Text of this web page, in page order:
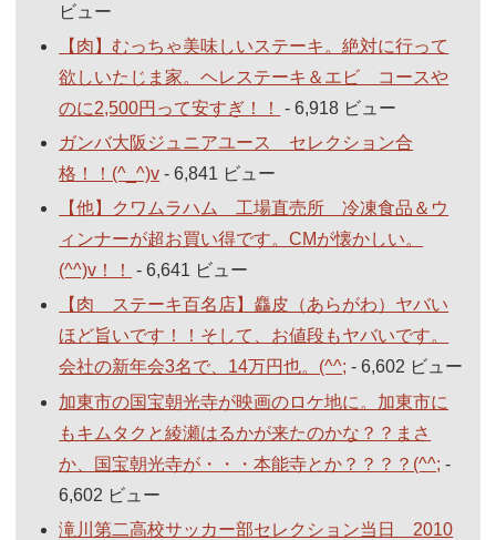
ビュー
【肉】むっちゃ美味しいステーキ。絶対に行って
欲しいたじま家。ヘレステーキ＆エビ コースや
のに2,500円って安すぎ！！
- 6,918 ビュー
ガンバ大阪ジュニアユース セレクション合
格！！(^_^)v - 6,841 ビュー
【他】クワムラハム 工場直売所 冷凍食品＆ウ
ィンナーが超お買い得です。CMが懐かしい。
(^^)v！！
- 6,641 ビュー
【肉 ステーキ百名店】麤皮（あらがわ）ヤバい
ほど旨いです！！そして、お値段もヤバいです。
会社の新年会3名で、14万円也。(^^; - 6,602 ビュー
加東市の国宝朝光寺が映画のロケ地に。加東市に
もキムタクと綾瀬はるかが来たのかな？？まさ
か、国宝朝光寺が・・・本能寺とか？？？？(^^; -
6,602 ビュー
滝川第二高校サッカー部セレクション当日 2010